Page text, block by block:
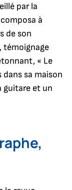
par la
à
de son
témoignage
« Le
sa maison
guitare et un